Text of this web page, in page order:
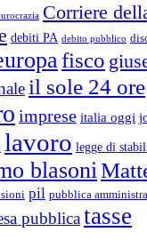
Corriere
debiti PA debito pubblico
fisco
il sole 24 ore
imprese italia oggi
lavoro legge di
blasoni
pil pubblica
pubblicatasse